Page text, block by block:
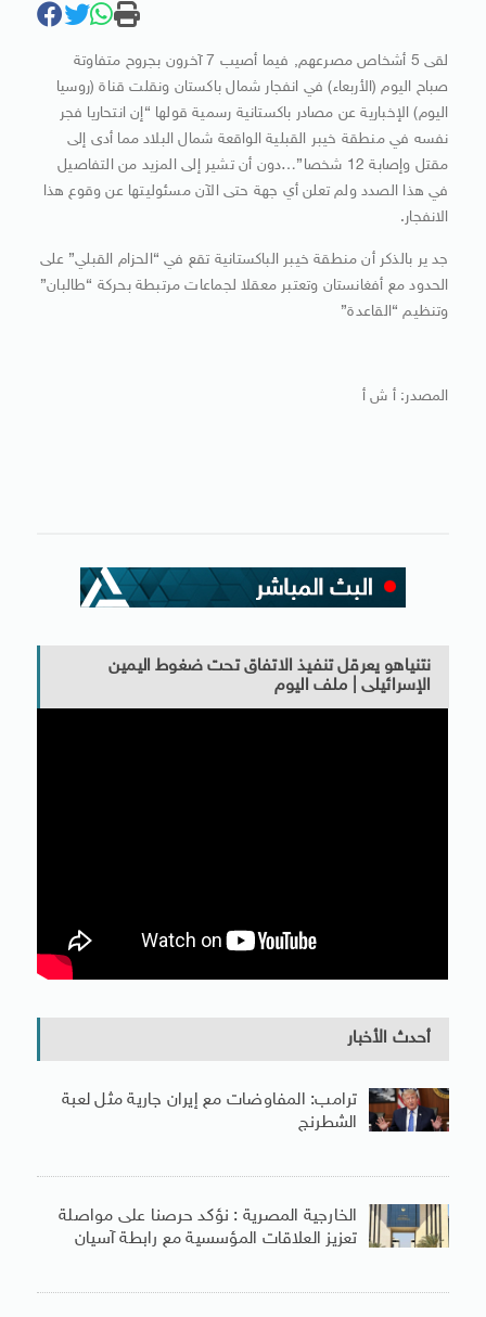
لقى 5 أشخاص مصرعهم, فيما أصيب 7 آخرون بجروح متفاوتة
صباح اليوم (الأربعاء) في انفجار شمال باكستان ونقلت قناة (روسيا
اليوم) الإخبارية عن مصادر باكستانية رسمية قولها “إن انتحاريا فجر
نفسه في منطقة خيبر القبلية الواقعة شمال البلاد مما أدى إلى
مقتل وإصابة 12 شخصا”…دون أن تشير إلى المزيد من التفاصيل
في هذا الصدد ولم تعلن أي جهة حتى الآن مسئوليتها عن وقوع هذا
الانفجار.
جد ير بالذكر أن منطقة خيبر الباكستانية تقع في “الحزام القبلي” على
الحدود مع أفغانستان وتعتبر معقلا لجماعات مرتبطة بحركة “طالبان”
وتنظيم “القاعدة”
المصدر: أ ش أ
نتنياهو يعرقل تنفيذ الاتفاق تحت ضغوط اليمين
الإسرائيلى | ملف اليوم
أحدث الأخبار
ترامب: المفاوضات مع إيران جارية مثل لعبة
الشطرنج
الخارجية المصرية : نؤكد حرصنا على مواصلة
تعزيز العلاقات المؤسسية مع رابطة آسيان